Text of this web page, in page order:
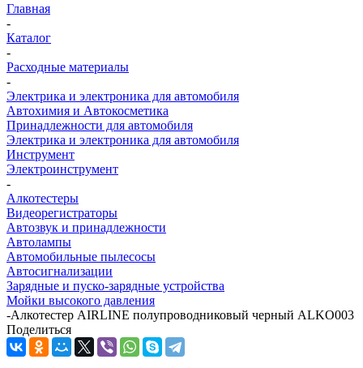
Главная
-
Каталог
-
Расходные материалы
-
Электрика и электроника для автомобиля
Автохимия и Автокосметика
Принадлежности для автомобиля
Электрика и электроника для автомобиля
Инструмент
Электроинструмент
-
Алкотестеры
Видеорегистраторы
Автозвук и принадлежности
Автолампы
Автомобильные пылесосы
Автосигнализации
Зарядные и пуско-зарядные устройства
Мойки высокого давления
-Алкотестер AIRLINE полупроводниковый черный ALKO003
Поделиться